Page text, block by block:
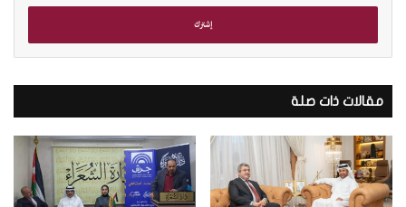
خ
ب
ي
د
ك
ا
ل
إ
ل
مقالات ذات صلة